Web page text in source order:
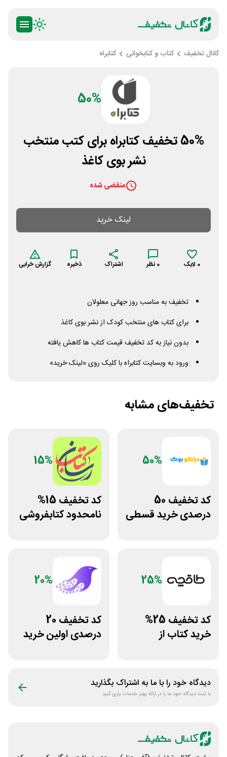
کانال تخفیف کتاب و کتابخوانی کتابراه
50%
50% تخفیف کتابراه برای کتب منتخب
نشر بوی کاغذ
منقضی شده
لینک خرید
0 لایک 0 نظر اشتراک ذخیره گزارش خرابی
تخفیف به مناسب روز جهانی معلولان
برای کتاب های منتخب کودک از نشر بوی کاغذ
بدون نیاز به کد تخفیف قیمت کتاب ها کاهش یافته
ورود به وبسایت کتابراه با کلیک روی «لینک خرید»
تخفیف‌های مشابه
50%
کد تخفیف 50
درصدی خرید قسطی
15%
کد تخفیف 15%
نامحدود کتابفروشی
25%
کد تخفیف 25%
خرید کتاب از
20%
کد تخفیف 20
درصدی اولین خرید
دیدگاه خود را با ما به اشتراک بگذارید
با ثبت دیدگاه خود ما را در ارائه بهتر خدمات یاری کنید